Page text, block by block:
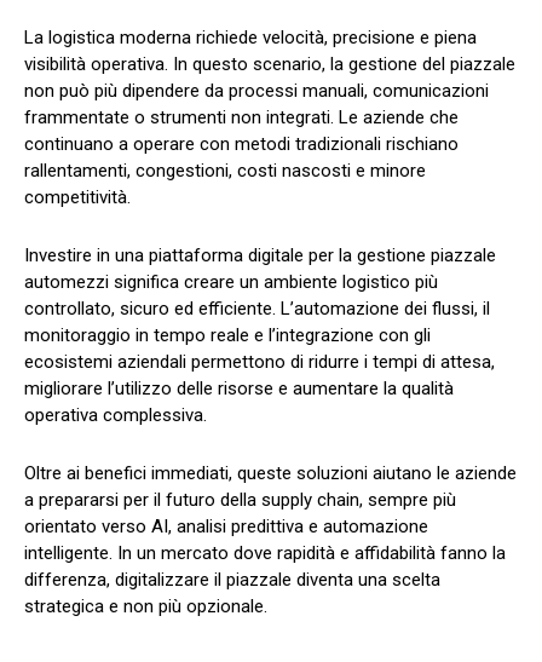
La logistica moderna richiede velocità, precisione e piena
visibilità operativa. In questo scenario, la gestione del piazzale
non può più dipendere da processi manuali, comunicazioni
frammentate o strumenti non integrati. Le aziende che
continuano a operare con metodi tradizionali rischiano
rallentamenti, congestioni, costi nascosti e minore
competitività.
Investire in una piattaforma digitale per la gestione piazzale
automezzi significa creare un ambiente logistico più
controllato, sicuro ed efficiente. L’automazione dei flussi, il
monitoraggio in tempo reale e l’integrazione con gli
ecosistemi aziendali permettono di ridurre i tempi di attesa,
migliorare l’utilizzo delle risorse e aumentare la qualità
operativa complessiva.
Oltre ai benefici immediati, queste soluzioni aiutano le aziende
a prepararsi per il futuro della supply chain, sempre più
orientato verso AI, analisi predittiva e automazione
intelligente. In un mercato dove rapidità e affidabilità fanno la
differenza, digitalizzare il piazzale diventa una scelta
strategica e non più opzionale.